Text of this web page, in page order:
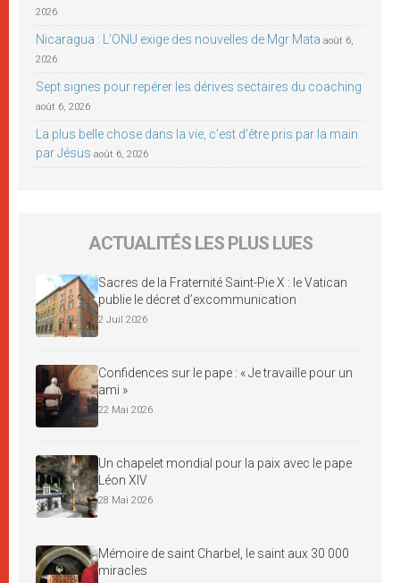
2026
Nicaragua : L’ONU exige des nouvelles de Mgr Mata août 6,
2026
Sept signes pour repérer les dérives sectaires du coaching
août 6, 2026
La plus belle chose dans la vie, c’est d’être pris par la main
par Jésus août 6, 2026
ACTUALITÉS LES PLUS LUES
Sacres de la Fraternité Saint-Pie X : le Vatican
publie le décret d’excommunication
2 Juil 2026
Confidences sur le pape : « Je travaille pour un
ami »
22 Mai 2026
Un chapelet mondial pour la paix avec le pape
Léon XIV
28 Mai 2026
Mémoire de saint Charbel, le saint aux 30 000
miracles